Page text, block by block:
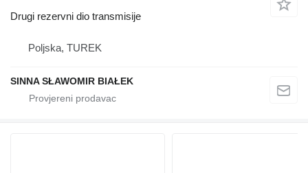
Drugi rezervni dio transmisije
Poljska, TUREK
SINNA SŁAWOMIR BIAŁEK